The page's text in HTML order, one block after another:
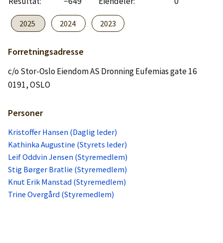
2025 2024 2023
Forretningsadresse
c/o Stor-Oslo Eiendom AS Dronning Eufemias gate 16
0191, OSLO
Personer
Kristoffer Hansen (Daglig leder)
Kathinka Augustine (Styrets leder)
Leif Oddvin Jensen (Styremedlem)
Stig Børger Bratlie (Styremedlem)
Knut Erik Manstad (Styremedlem)
Trine Overgård (Styremedlem)